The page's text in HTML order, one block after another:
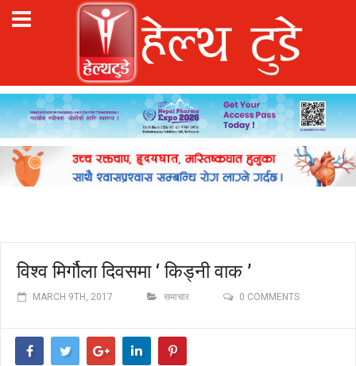
विश्व मिर्गौला दिवसमा ‘ किड्नी वाक ’
MARCH 9TH, 2017 समाचार 0 COMMENTS